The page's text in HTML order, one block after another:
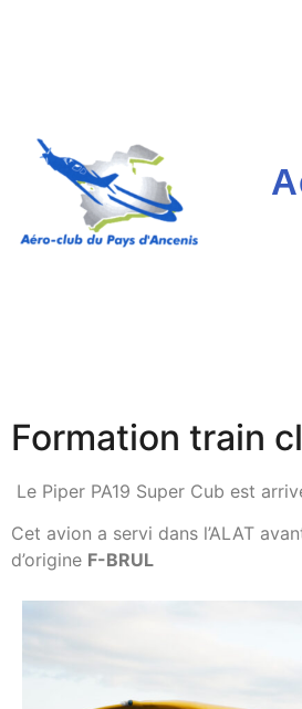
Formation train
Le Piper PA19 Super Cub est
Cet avion a servi dans l’ALAT
d’origine F-BRUL